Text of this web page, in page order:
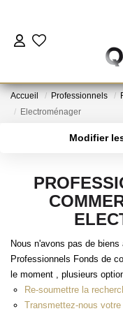
Accueil Professionnels
Electroménager
Modifier
Sélectionnez...
Type de bien
Créer une
Nous n'avons pas de
Professionnels Fonds de
le moment , plusieurs
Re-soumettre la
Transmettez-nous votre